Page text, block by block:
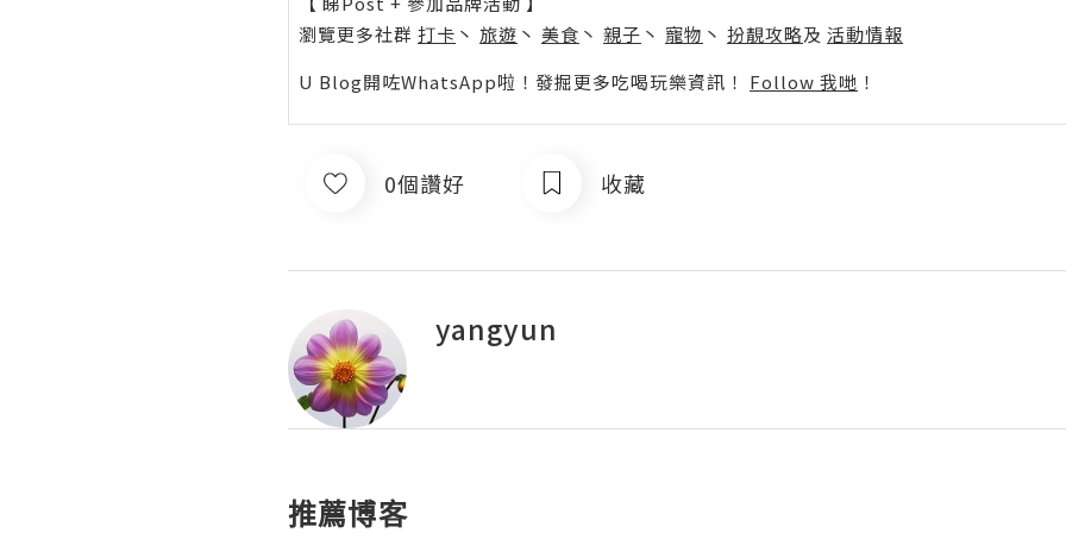
瀏覽更多社群 打卡 丶 旅遊 丶 美食 丶 親子 丶 寵物 丶 扮靚攻略及 活動情報
U Blog開咗WhatsApp啦！發掘更多吃喝玩樂資訊！ Follow 我哋 ！
0個讚好 收藏
yangyun
推薦博客